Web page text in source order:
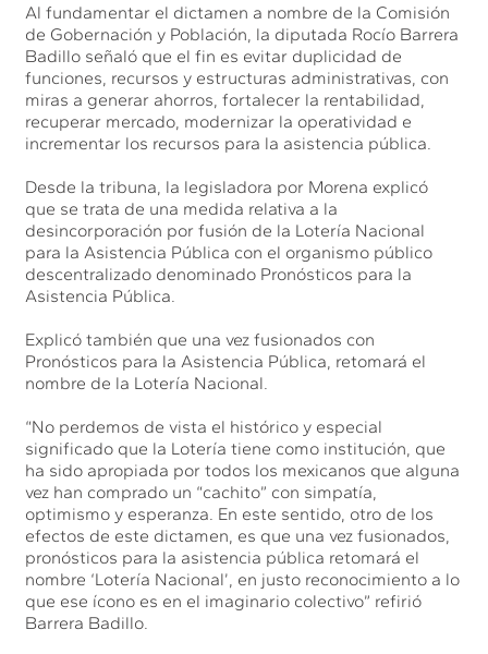
Al fundamentar el dictamen a nombre de la Comisión
de Gobernación y Población, la diputada Rocío Barrera
Badillo señaló que el fin es evitar duplicidad de
funciones, recursos y estructuras administrativas, con
miras a generar ahorros, fortalecer la rentabilidad,
recuperar mercado, modernizar la operatividad e
incrementar los recursos para la asistencia pública.
Desde la tribuna, la legisladora por Morena explicó
que se trata de una medida relativa a la
desincorporación por fusión de la Lotería Nacional
para la Asistencia Pública con el organismo público
descentralizado denominado Pronósticos para la
Asistencia Pública.
Explicó también que una vez fusionados con
Pronósticos para la Asistencia Pública, retomará el
nombre de la Lotería Nacional.
“No perdemos de vista el histórico y especial
significado que la Lotería tiene como institución, que
ha sido apropiada por todos los mexicanos que alguna
vez han comprado un “cachito” con simpatía,
optimismo y esperanza. En este sentido, otro de los
efectos de este dictamen, es que una vez fusionados,
pronósticos para la asistencia pública retomará el
nombre ‘Lotería Nacional’, en justo reconocimiento a lo
que ese ícono es en el imaginario colectivo” refirió
Barrera Badillo.